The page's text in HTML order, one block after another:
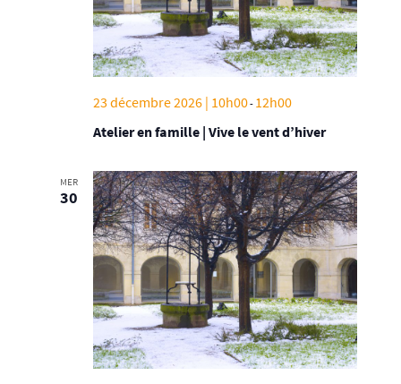
Atelier en famille | Vive le vent d’hiver
23 décembre 2026 | 10h00- 12h00
MER
30